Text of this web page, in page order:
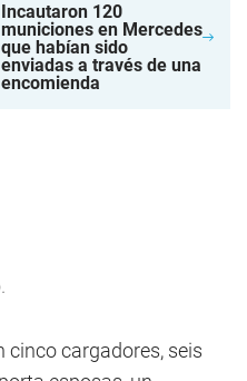
Incautaron 120
municiones en Mercedes
que habían sido
enviadas a través de una
encomienda
cargadores, seis